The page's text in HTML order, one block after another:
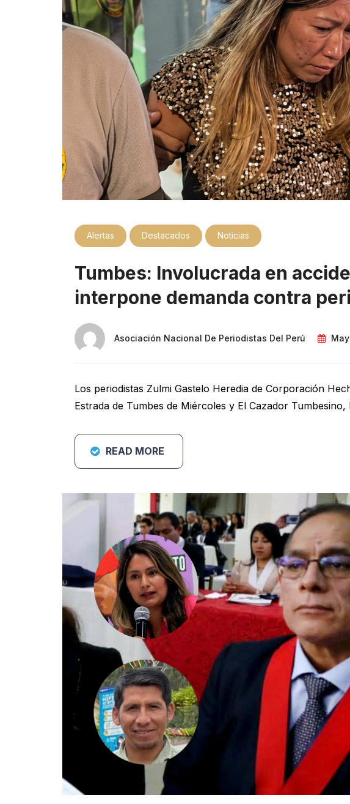
Alertas Destacados Noticias
Tumbes: Involucrada en
interpone demanda contra
Asociación Nacional De Periodistas Del Perú
Los periodistas Zulmi Gastelo Heredia de Corporación
Estrada de Tumbes de Miércoles y El Cazador
READ MORE